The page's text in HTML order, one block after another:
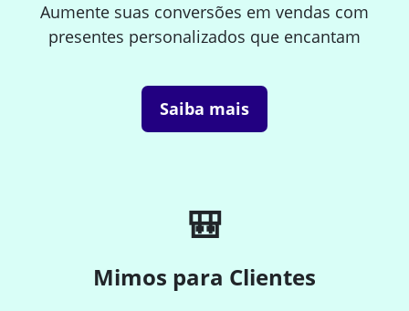
Aumente suas conversões em vendas com
presentes personalizados que encantam
Saiba mais
🎒
Mimos para Clientes